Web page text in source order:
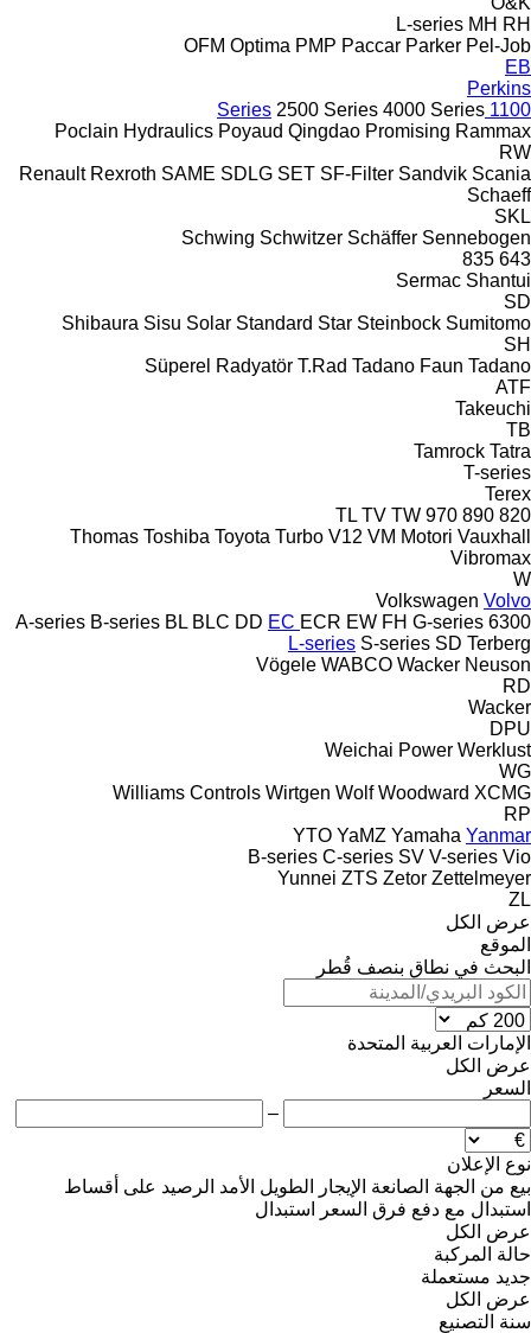
L-series MH RH
OFM Optima PMP Paccar Parker Pel-Job
EB
Perkins
1100 Series
2500 Series 4000 Series
Poclain Hydraulics Poyaud Qingdao Promising Rammax
RW
Renault Rexroth SAME SDLG SET SF-Filter Sandvik Scania
Schaeff
SKL
Schwing Schwitzer Schäffer Sennebogen
643
835
Sermac Shantui
SD
Shibaura Sisu Solar Standard Star Steinbock Sumitomo
SH
Süperel Radyatör T.Rad Tadano Faun Tadano
ATF
Takeuchi
TB
Tamrock Tatra
T-series
Terex
820
890
970
TL TV TW
Thomas Toshiba Toyota Turbo V12 VM Motori Vauxhall
Vibromax
W
Volkswagen Volvo
6300
A-series B-series BL BLC DD EC ECR EW FH G-series
L-series S-series SD Terberg
Vögele WABCO Wacker Neuson
RD
Wacker
DPU
Weichai Power Werklust
WG
Williams Controls Wirtgen Wolf Woodward XCMG
RP
YTO YaMZ Yamaha Yanmar
B-series C-series SV V-series Vio
Yunnei ZTS Zetor Zettelmeyer
ZL
عرض الكل
الموقع
البحث في نطاق بنصف قُطر
الإمارات العربية المتحدة
عرض الكل
السعر
–
نوع الإعلان
بيع من الجهة الصانعة الإيجار الطويل الأمد الرصيد على أقساط
استبدال مع دفع فرق السعر
استبدال
عرض الكل
حالة المركبة
جديد مستعملة
عرض الكل
سنة التصنيع